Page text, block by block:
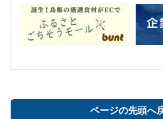
ページの先頭へ